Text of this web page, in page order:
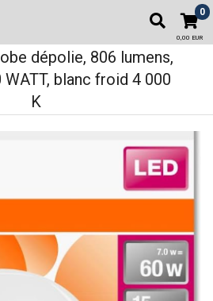
0
0,00 EUR
dépolie, 806 lumens,
WATT, blanc froid 4 000
K